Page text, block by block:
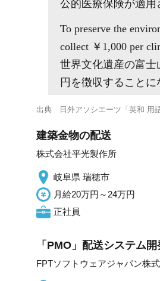
公的医療保険が適用
To preserve the
collect ￥1,000 per
世界文化遺産の富
円を徴収することに
出典 日外アソシエーツ「英和 用
建築金物の配送
株式会社平光製作所
岐阜県 瑞穂市
月給20万円～24万円
正社員
「PMO」配送システム
FPTソフトウェアジャパン株